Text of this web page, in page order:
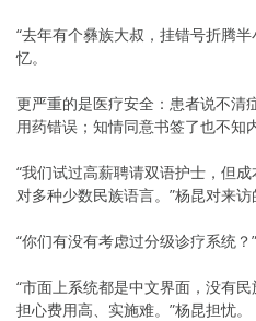
“去年有个彝族大叔，挂错号折腾
忆。
更严重的是医疗安全：患者说不清
用药错误；知情同意书签了也不知
“我们试过高薪聘请双语护士，但
对多种少数民族语言。”杨昆对来访
“你们有没有考虑过分级诊疗系统？”
“市面上系统都是中文界面，没有
担心费用高、实施难。”杨昆担忧。